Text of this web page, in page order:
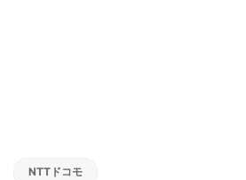
NTTドコモ